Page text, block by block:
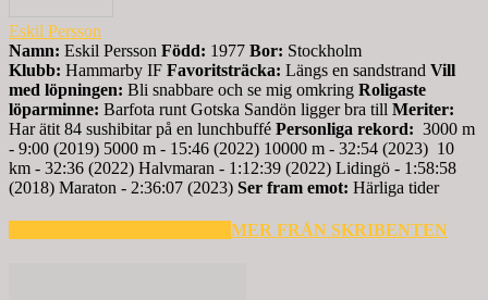
Eskil Persson
Namn: Eskil Persson Född: 1977 Bor: Stockholm
Klubb: Hammarby IF Favoritsträcka: Längs en sandstrand Vill
med löpningen: Bli snabbare och se mig omkring Roligaste
löparminne: Barfota runt Gotska Sandön ligger bra till Meriter:
Har ätit 84 sushibitar på en lunchbuffé Personliga rekord: 3000 m
- 9:00 (2019) 5000 m - 15:46 (2022) 10000 m - 32:54 (2023) 10
km - 32:36 (2022) Halvmaran - 1:12:39 (2022) Lidingö - 1:58:58
(2018) Maraton - 2:36:07 (2023) Ser fram emot: Härliga tider
MER FRÅN SKRIBENTEN